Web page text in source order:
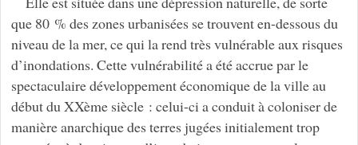
que 80 % des zones urbanisées se trouvent en-dessous du
niveau de la mer, ce qui la rend très vulnérable aux risques
d’inondations. Cette vulnérabilité a été accrue par le
spectaculaire développement économique de la ville au
début du XXème siècle : celui-ci a conduit à coloniser de
manière anarchique des terres jugées initialement trop